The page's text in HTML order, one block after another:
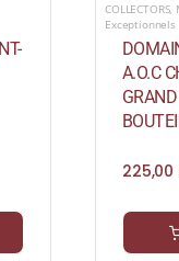
COLLECTORS,
Exceptionnels
A.O.C
225,00